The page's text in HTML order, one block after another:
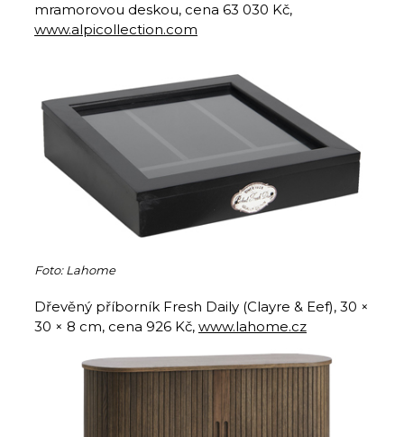
mramorovou deskou, cena 63 030 Kč,
www.alpicollection.com
Foto: Lahome
Dřevěný příborník Fresh Daily (Clayre & Eef), 30 ×
30 × 8 cm, cena 926 Kč, www.lahome.cz